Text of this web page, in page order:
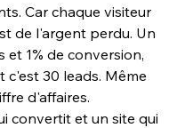
Car chaque visiteur
de l'argent perdu. Un
et 1% de conversion,
c'est 30 leads. Même
d'affaires.
convertit et un site qui